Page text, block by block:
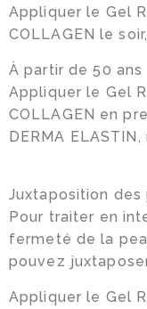
Appliquer le Gel
COLLAGEN le
À partir de 50 ans
Appliquer le Gel
COLLAGEN en
DERMA
Juxtaposition des
Pour traiter en
fermeté de la
pouvez
Appliquer le Gel